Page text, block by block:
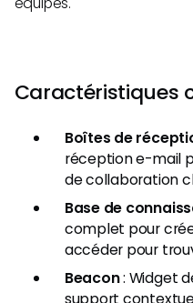
Caractéristiques
Boîtes de
réception e-mail
de collaboration
Base de
complet pour
accéder pour
Beacon: Widget
support